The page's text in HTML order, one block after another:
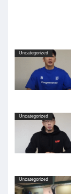
Uncategorized
Uncategorized
Uncategorized